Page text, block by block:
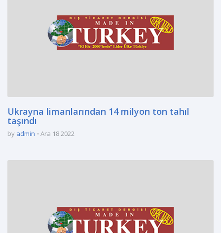
Ukrayna limanlarından 14 milyon ton tahıl
taşındı
by admin Ara 18 2022